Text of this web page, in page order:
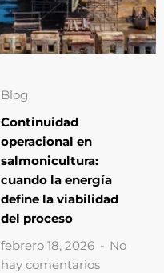
Blog
Continuidad
operacional en
salmonicultura:
cuando la energía
define la viabilidad
del proceso
febrero 18, 2026
No
hay comentarios